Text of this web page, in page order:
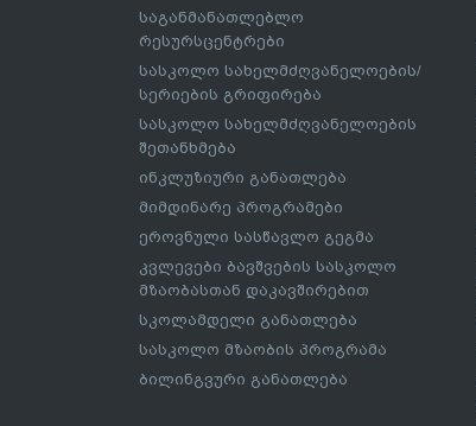
საგანმანათლებლო
რესურსცენტრები
სასკოლო სახელმძღვანელოების/
სერიების გრიფირება
სასკოლო სახელმძღვანელოების
შეთანხმება
ინკლუზიური განათლება
მიმდინარე პროგრამები
ეროვნული სასწავლო გეგმა
კვლევები ბავშვების სასკოლო
მზაობასთან დაკავშირებით
სკოლამდელი განათლება
სასკოლო მზაობის პროგრამა
ბილინგვური განათლება